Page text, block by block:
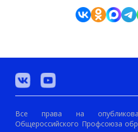
Все права на
Общероссийского Профсоюза